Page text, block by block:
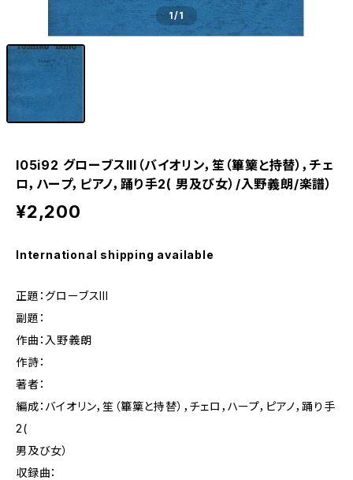
1/1
I05i92 グローブスIII（バイオリン，笙（篳篥と持替），チェ
ロ，ハープ，ピアノ，踊り手2( 男及び女）/入野義朗/楽譜）
¥2,200
International shipping available
正題：グローブスIII
副題：
作曲：入野義朗
作詩：
著者：
編成：バイオリン，笙（篳篥と持替），チェロ，ハープ，ピアノ，踊り手
2(
男及び女）
収録曲：